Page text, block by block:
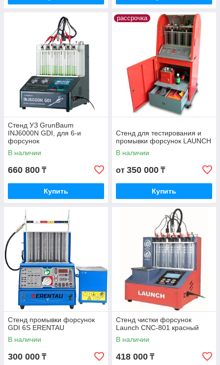
Стенд УЗ GrunBaum
INJ6000N GDI, для 6-и
форсунок
В наличии
660 800 ₸
Купить
рассрочка
Стенд для тестирования и
промывки форсунок LAUNCH
В наличии
от 350 000 ₸
Купить
Стенд промывки форсунок
GDI 6S ERENTAU
В наличии
300 000 ₸
Стенд чистки форсунок
Launch CNC-801 красный
В наличии
418 000 ₸